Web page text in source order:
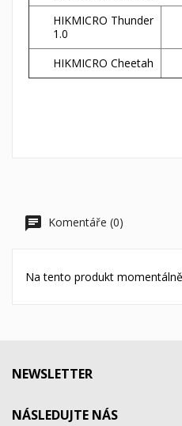
HIKMICRO Thunder
1.0
HIKMICRO Cheetah
Komentáře (0)
Na tento produkt
NEWSLETTER
NÁSLEDUJTE NÁS